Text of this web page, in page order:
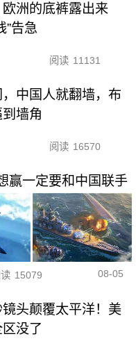
洲的底裤露出来
”告急
阅读 11131
中国人就翻墙，布
墙角
阅读 16570
赢一定要和中国联手
15079 08-05
头颠覆太平洋！美
没了